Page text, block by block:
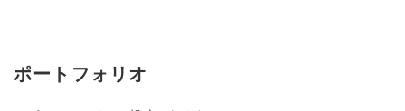
ポートフォリオ